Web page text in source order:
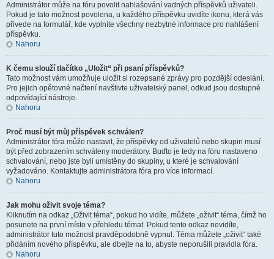
Administrátor může na fóru povolit nahlašování vadných příspěvků uživateli.
Pokud je tato možnost povolena, u každého příspěvku uvidíte ikonu, která vás
přivede na formulář, kde vyplníte všechny nezbytné informace pro nahlášení
příspěvku.
Nahoru
K čemu slouží tlačítko „Uložit“ při psaní příspěvků?
Tato možnost vám umožňuje uložit si rozepsané zprávy pro pozdější odeslání.
Pro jejich opětovné načtení navštivte uživatelský panel, odkud jsou dostupné
odpovídající nástroje.
Nahoru
Proč musí být můj příspěvek schválen?
Administrátor fóra může nastavit, že příspěvky od uživatelů nebo skupin musí
být před zobrazením schváleny moderátory. Buďto je tedy na fóru nastaveno
schvalování, nebo jste byli umístěny do skupiny, u které je schvalování
vyžadováno. Kontaktujte administrátora fóra pro více informací.
Nahoru
Jak mohu oživit svoje téma?
Kliknutím na odkaz „Oživit téma“, pokud ho vidíte, můžete „oživit“ téma, čímž ho
posunete na první místo v přehledu témat. Pokud tento odkaz nevidíte,
administrátor tuto možnost pravděpodobně vypnul. Téma můžete „oživit“ také
přidáním nového příspěvku, ale dbejte na to, abyste neporušili pravidla fóra.
Nahoru